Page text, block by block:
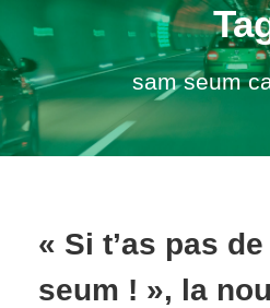
sam seum
« Si t’as pas
seum ! », la